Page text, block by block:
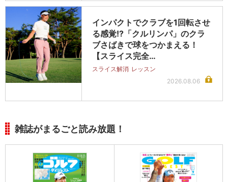
インパクトでクラブを1回転させ
る感覚!?「クルリンパ」のクラ
ブさばきで球をつかまえる！
【スライス完全…
スライス解消 レッスン
2026.08.06
雑誌がまるごと読み放題！